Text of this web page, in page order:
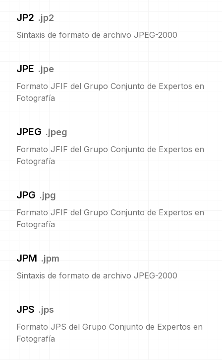
JP2 .jp2
Sintaxis de formato de archivo JPEG-2000
JPE .jpe
Formato JFIF del Grupo Conjunto de Expertos en
Fotografía
JPEG .jpeg
Formato JFIF del Grupo Conjunto de Expertos en
Fotografía
JPG .jpg
Formato JFIF del Grupo Conjunto de Expertos en
Fotografía
JPM .jpm
Sintaxis de formato de archivo JPEG-2000
JPS .jps
Formato JPS del Grupo Conjunto de Expertos en
Fotografía